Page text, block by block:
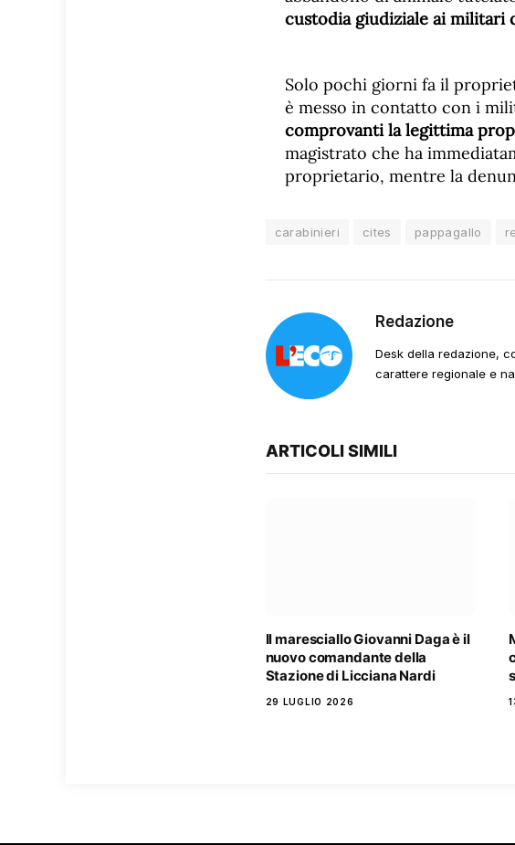
custodia giudiziale ai militari
Solo pochi giorni fa il
è messo in contatto con i
comprovanti la legittima
magistrato che ha
proprietario, mentre la
carabinieri cites pappagallo
Redazione
Desk della redazione,
carattere regionale e
ARTICOLI SIMILI
Il maresciallo Giovanni Daga è il
nuovo comandante della
Stazione di Licciana Nardi
29 LUGLIO 2026